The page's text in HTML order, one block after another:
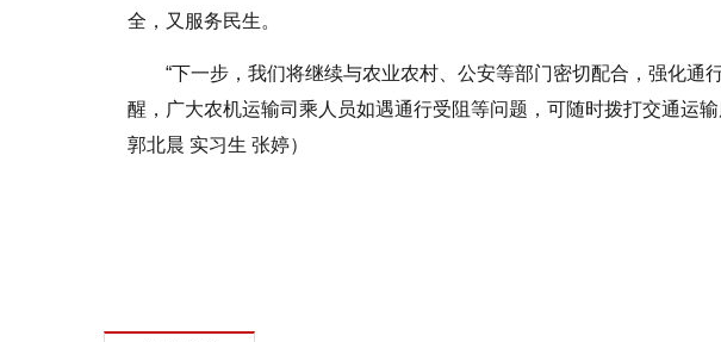
全，又服务民生。
“下一步，我们将继续与农业农村、公安等部门密切配合，强化通
醒，广大农机运输司乘人员如遇通行受阻等问题，可随时拨打交通运
郭北晨 实习生 张婷）